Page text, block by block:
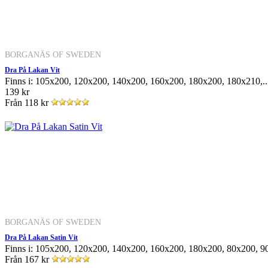
BORGANÄS OF SWEDEN
Dra På Lakan Vit
Finns i: 105x200, 120x200, 140x200, 160x200, 180x200,
139 kr
Från 118 kr
BORGANÄS OF SWEDEN
Dra På Lakan Satin Vit
Finns i: 105x200, 120x200, 140x200, 160x200, 180x200, 80x200,
Från 167 kr